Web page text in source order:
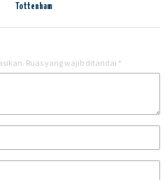
Tottenham
Ruas yang wajib ditandai *